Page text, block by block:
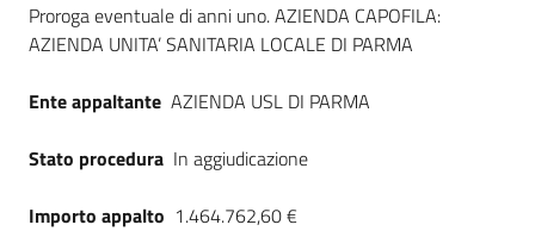
Seguici
Proroga eventuale di anni uno. AZIENDA CAPOFILA:
AZIENDA UNITA’ SANITARIA LOCALE DI PARMA
Ente appaltante AZIENDA USL DI PARMA
Stato procedura In aggiudicazione
Importo appalto 1.464.762,60 €